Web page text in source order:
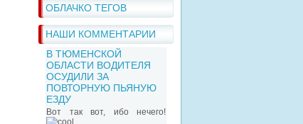
ОБЛАЧКО ТЕГОВ
НАШИ КОММЕНТАРИИ
В ТЮМЕНСКОЙ
ОБЛАСТИ ВОДИТЕЛЯ
ОСУДИЛИ ЗА
ПОВТОРНУЮ ПЬЯНУЮ
ЕЗДУ
Вот так вот, ибо нечего!